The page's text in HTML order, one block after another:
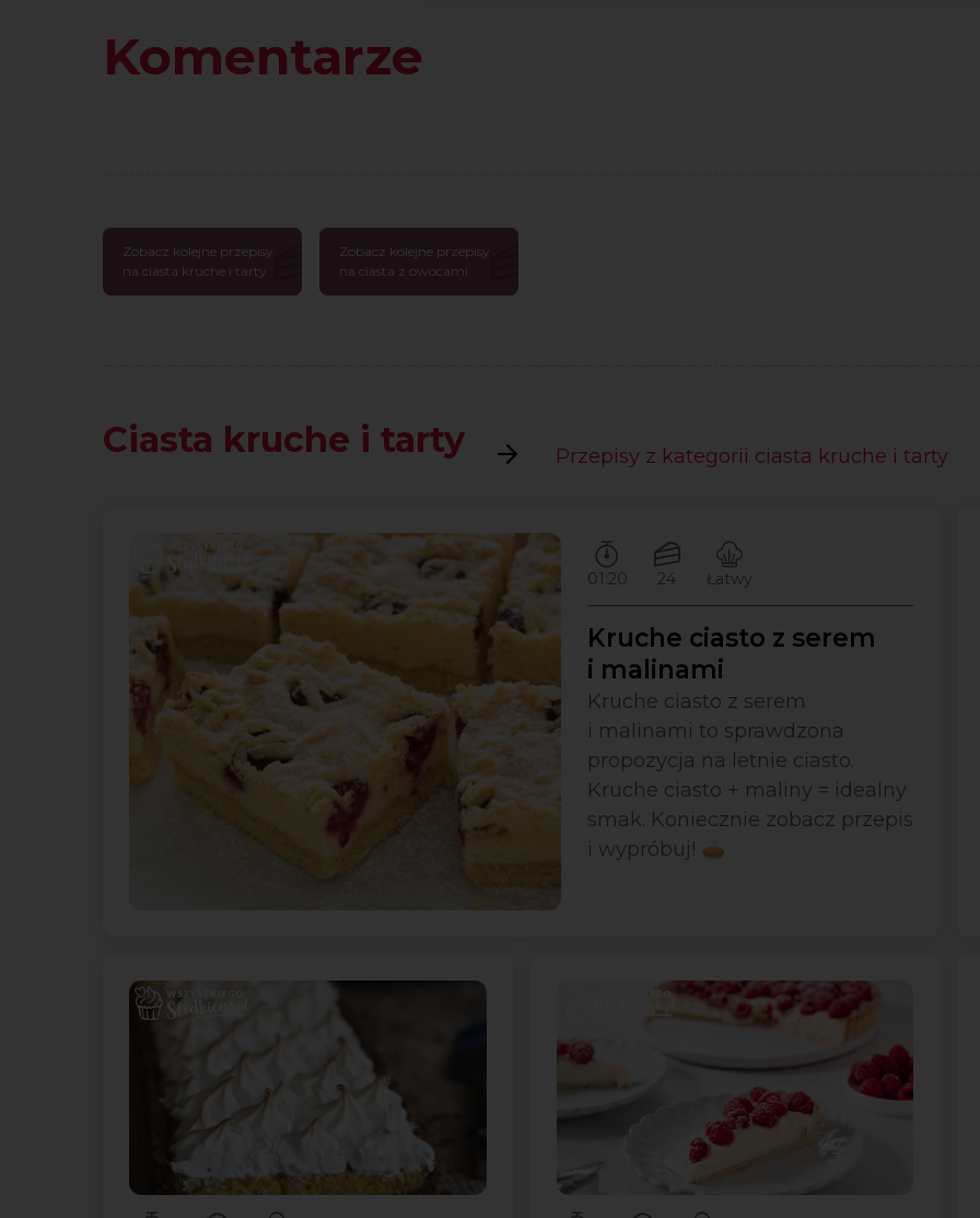
Komentarze
Zobacz kolejne przepisy
na ciasta kruche i tarty
Zobacz kolejne przepisy
na ciasta z owocami
Ciasta kruche i tarty Przepisy z kategorii ciasta kruche i tarty
Czas przygotowywania:
01:20
Ilość porcji:
24
Poziom trudności:
Łatwy
Kruche ciasto z serem
i malinami
Kruche ciasto z serem
i malinami to sprawdzona
propozycja na letnie ciasto.
Kruche ciasto + maliny = idealny
smak. Koniecznie zobacz przepis
i wypróbuj! 🥧